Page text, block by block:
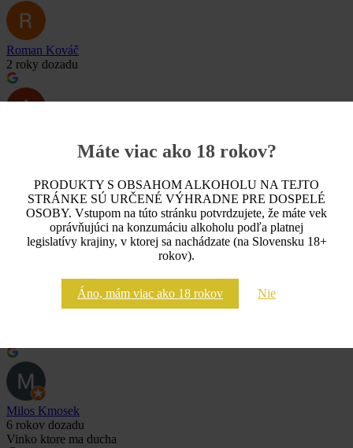
Máte viac ako 18 rokov?
PRODUKTY S OBSAHOM ALKOHOLU NA TEJTO
STRÁNKE SÚ URČENÉ VÝHRADNE PRE DOSPELÉ
OSOBY. Vstupom na túto stránku potvrdzujete, že máte vek
oprávňujúci na konzumáciu alkoholu podľa platnej
legislatívy krajiny, v ktorej sa nachádzate (na Slovensku 18+
rokov).
Áno, mám viac ako 18 rokov Nie
Roman Kováč
2 roky dozadu
Zuzana Heráková
4 roky dozadu
Milos Kmosek
6 rokov dozadu
Vinko ktore ma ducha